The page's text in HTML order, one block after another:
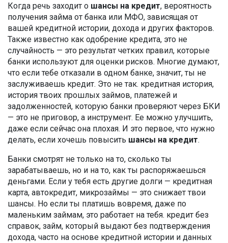
Когда речь заходит о шансы на кредит, вероятность
получения займа от банка или МФО, зависящая от
вашей кредитной истории, дохода и других факторов.
Также известно как одобрение кредита, это не
случайность — это результат четких правил, которые
банки используют для оценки рисков. Многие думают,
что если тебе отказали в одном банке, значит, ты не
заслуживаешь кредит. Это не так. кредитная история,
история твоих прошлых займов, платежей и
задолженностей, которую банки проверяют через БКИ
— это не приговор, а инструмент. Ее можно улучшить,
даже если сейчас она плохая. И это первое, что нужно
делать, если хочешь повысить шансы на кредит.
Банки смотрят не только на то, сколько ты
зарабатываешь, но и на то, как ты распоряжаешься
деньгами. Если у тебя есть другие долги — кредитная
карта, автокредит, микрозаймы — это снижает твои
шансы. Но если ты платишь вовремя, даже по
маленьким займам, это работает на тебя. кредит без
справок, займ, который выдают без подтверждения
дохода, часто на основе кредитной истории и данных